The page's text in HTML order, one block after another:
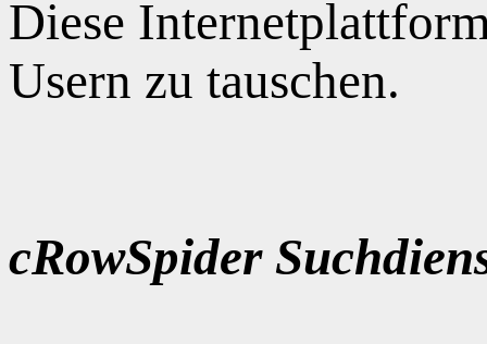
Diese
Usern zu tauschen.
cRowSpider